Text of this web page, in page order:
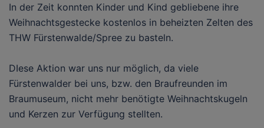
In der Zeit konnten Kinder und Kind gebliebene ihre
Weihnachtsgestecke kostenlos in beheizten Zelten des
THW Fürstenwalde/Spree zu basteln.
DIese Aktion war uns nur möglich, da viele
Fürstenwalder bei uns, bzw. den Braufreunden im
Braumuseum, nicht mehr benötigte Weihnachtskugeln
und Kerzen zur Verfügung stellten.